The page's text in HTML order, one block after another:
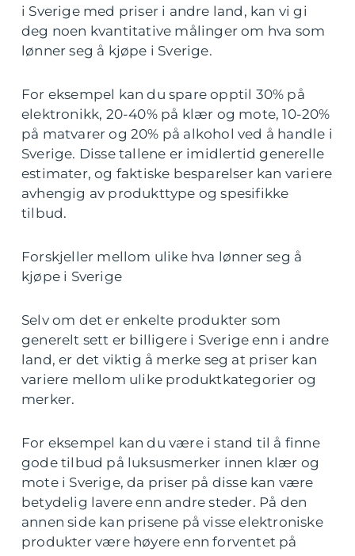
i Sverige med priser i andre land, kan vi gi
deg noen kvantitative målinger om hva som
lønner seg å kjøpe i Sverige.
For eksempel kan du spare opptil 30% på
elektronikk, 20-40% på klær og mote, 10-20%
på matvarer og 20% på alkohol ved å handle i
Sverige. Disse tallene er imidlertid generelle
estimater, og faktiske besparelser kan variere
avhengig av produkttype og spesifikke
tilbud.
Forskjeller mellom ulike hva lønner seg å
kjøpe i Sverige
Selv om det er enkelte produkter som
generelt sett er billigere i Sverige enn i andre
land, er det viktig å merke seg at priser kan
variere mellom ulike produktkategorier og
merker.
For eksempel kan du være i stand til å finne
gode tilbud på luksusmerker innen klær og
mote i Sverige, da priser på disse kan være
betydelig lavere enn andre steder. På den
annen side kan prisene på visse elektroniske
produkter være høyere enn forventet på